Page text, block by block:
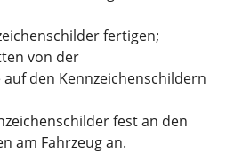
fertigen;
von der
den Kennzeichenschildern
fest an den
am Fahrzeug an.